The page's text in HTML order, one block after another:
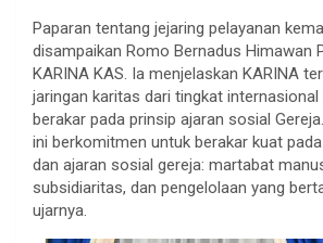
Paparan tentang jejaring pelayanan
disampaikan Romo Bernadus Himawan
KARINA KAS. Ia menjelaskan KARINA
jaringan karitas dari tingkat
berakar pada prinsip ajaran sosial
ini berkomitmen untuk berakar kuat
dan ajaran sosial gereja: martabat
subsidiaritas, dan pengelolaan yang
ujarnya.